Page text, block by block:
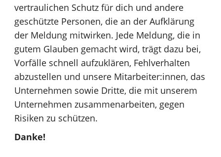
vertraulichen Schutz für dich und andere
geschützte Personen, die an der Aufklärung
der Meldung mitwirken. Jede Meldung, die in
gutem Glauben gemacht wird, trägt dazu bei,
Vorfälle schnell aufzuklären, Fehlverhalten
abzustellen und unsere Mitarbeiter:innen, das
Unternehmen sowie Dritte, die mit unserem
Unternehmen zusammenarbeiten, gegen
Risiken zu schützen.
Danke!